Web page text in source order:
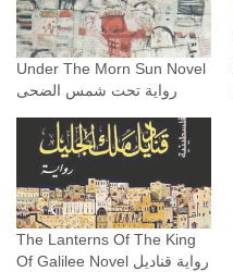
Under The Morn Sun Novel
رواية تحت شمس الضحى
The Lanterns Of The King
Of Galilee Novel رواية قناديل